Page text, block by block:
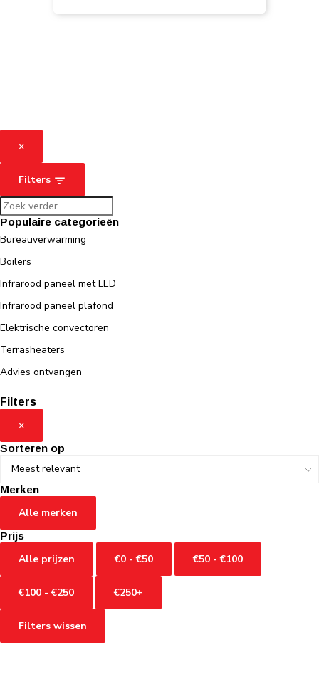
×
Filters
Populaire categorieën
Bureauverwarming
Boilers
Infrarood paneel met LED
Infrarood paneel plafond
Elektrische convectoren
Terrasheaters
Advies ontvangen
Filters
×
Sorteren op
Merken
Alle merken
Prijs
Alle prijzen €0 - €50 €50 - €100
€100 - €250 €250+
Filters wissen